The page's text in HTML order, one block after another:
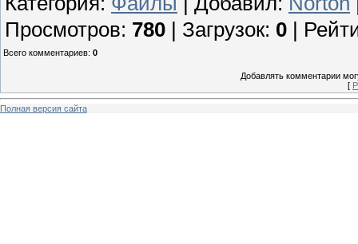
Просмотров: 780 Загрузок: 0
Всего комментариев: 0
Добавлять комментарии
[
Полная версия сайта